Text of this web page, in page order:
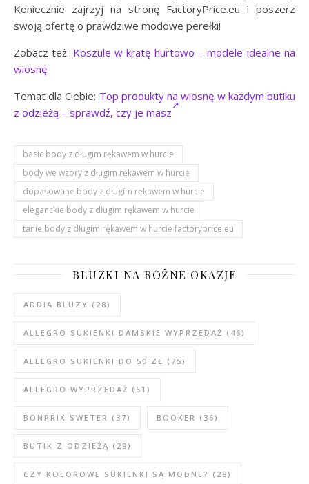
Koniecznie zajrzyj na stronę FactoryPrice.eu i poszerz
swoją ofertę o prawdziwe modowe perełki!
Zobacz też: Koszule w kratę hurtowo – modele idealne na
wiosnę
Temat dla Ciebie: Top produkty na wiosnę w każdym butiku
z odzieżą – sprawdź, czy je masz
basic body z długim rękawem w hurcie
body we wzory z długim rękawem w hurcie
dopasowane body z długim rękawem w hurcie
eleganckie body z długim rękawem w hurcie
tanie body z długim rękawem w hurcie factoryprice.eu
BLUZKI NA RÓŻNE OKAZJE
ADDIA BLUZY (28)
ALLEGRO SUKIENKI DAMSKIE WYPRZEDAŻ (46)
ALLEGRO SUKIENKI DO 50 ZŁ (75)
ALLEGRO WYPRZEDAŻ (51)
BONPRIX SWETER (37) BOOKER (36)
BUTIK Z ODZIEŻĄ (29)
CZY KOLOROWE SUKIENKI SĄ MODNE? (28)